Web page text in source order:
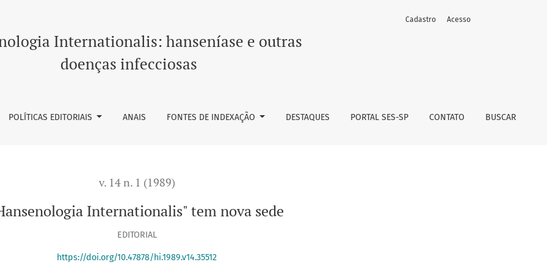
nova sede
Internationalis: hanseníase e outras
doenças infecciosas
POLÍTICAS EDITORIAIS ANAIS FONTES DE INDEXAÇÃO DESTAQUES PORTAL SES-SP CONTATO BUSCAR
Cadastro Acesso
v. 14 n. 1 (1989)
Internationalis" tem nova sede
EDITORIAL
https://doi.org/10.47878/hi.1989.v14.35512